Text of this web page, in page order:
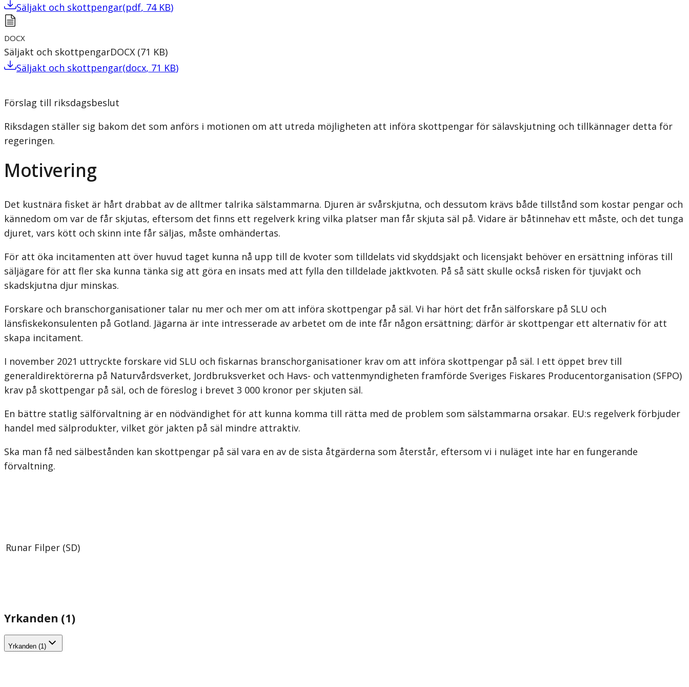
Säljakt och skottpengar(pdf, 74 KB)
DOCX
Säljakt och skottpengarDOCX (71 KB)
Säljakt och skottpengar(docx, 71 KB)
Förslag till riksdagsbeslut
Riksdagen ställer sig bakom det som anförs i motionen om att utreda möjligheten att införa skottpengar för sälavskjutning och tillkännager detta för
regeringen.
Motivering
Det kustnära fisket är hårt drabbat av de alltmer talrika sälstammarna. Djuren är svårskjutna, och dessutom krävs både tillstånd som kostar pengar och
kännedom om var de får skjutas, eftersom det finns ett regelverk kring vilka platser man får skjuta säl på. Vidare är båtinnehav ett måste, och det tunga
djuret, vars kött och skinn inte får säljas, måste omhändertas.
För att öka incitamenten att över huvud taget kunna nå upp till de kvoter som tilldelats vid skyddsjakt och licensjakt behöver en ersättning införas till
säljägare för att fler ska kunna tänka sig att göra en insats med att fylla den tilldelade jaktkvoten. På så sätt skulle också risken för tjuvjakt och
skadskjutna djur minskas.
Forskare och branschorganisationer talar nu mer och mer om att införa skottpengar på säl. Vi har hört det från sälforskare på SLU och
länsfiskekonsulenten på Gotland. Jägarna är inte intresserade av arbetet om de inte får någon ersättning; därför är skottpengar ett alternativ för att
skapa incitament.
I november 2021 uttryckte forskare vid SLU och fiskarnas branschorganisationer krav om att införa skottpengar på säl. I ett öppet brev till
generaldirektörerna på Naturvårdsverket, Jordbruksverket och Havs- och vattenmyndigheten framförde Sveriges Fiskares Producentorganisation (SFPO)
krav på skottpengar på säl, och de föreslog i brevet 3 000 kronor per skjuten säl.
En bättre statlig sälförvaltning är en nödvändighet för att kunna komma till rätta med de problem som sälstammarna orsakar. EU:s regelverk förbjuder
handel med säl­produkter, vilket gör jakten på säl mindre attraktiv.
Ska man få ned sälbestånden kan skottpengar på säl vara en av de sista åtgärderna som återstår, eftersom vi i nuläget inte har en fungerande
förvaltning.
Runar Filper (SD)
Yrkanden (1)
Yrkanden (1)